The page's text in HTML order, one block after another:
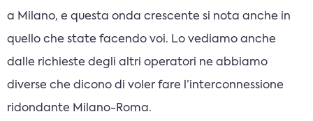
a Milano, e questa onda crescente si nota anche in
quello che state facendo voi. Lo vediamo anche
dalle richieste degli altri operatori ne abbiamo
diverse che dicono di voler fare l’interconnessione
ridondante Milano-Roma.